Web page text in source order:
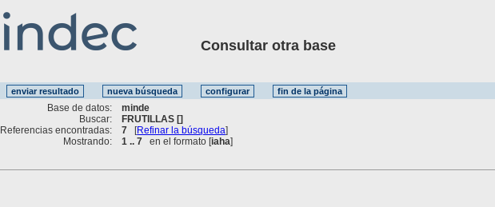
Consultar otra base
Base de datos:
minde
Buscar:
FRUTILLAS []
Referencias encontradas:
7 [Refinar la búsqueda]
Mostrando:
1 .. 7 en el formato [iaha]